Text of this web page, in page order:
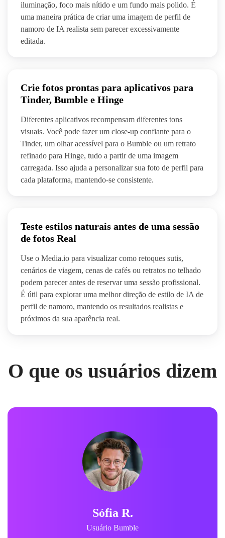
iluminação, foco mais nítido e um fundo mais polido. É
uma maneira prática de criar uma imagem de perfil de
namoro de IA realista sem parecer excessivamente
editada.
Crie fotos prontas para aplicativos para
Tinder, Bumble e Hinge
Diferentes aplicativos recompensam diferentes tons
visuais. Você pode fazer um close-up confiante para o
Tinder, um olhar acessível para o Bumble ou um retrato
refinado para Hinge, tudo a partir de uma imagem
carregada. Isso ajuda a personalizar sua foto de perfil para
cada plataforma, mantendo-se consistente.
Teste estilos naturais antes de uma sessão
de fotos Real
Use o Media.io para visualizar como retoques sutis,
cenários de viagem, cenas de cafés ou retratos no telhado
podem parecer antes de reservar uma sessão profissional.
É útil para explorar uma melhor direção de estilo de IA de
perfil de namoro, mantendo os resultados realistas e
próximos da sua aparência real.
O que os usuários dizem
Sófia R.
Usuário Bumble